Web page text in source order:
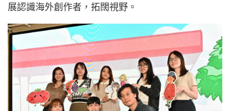
展認識海外創作者，拓闊視野。